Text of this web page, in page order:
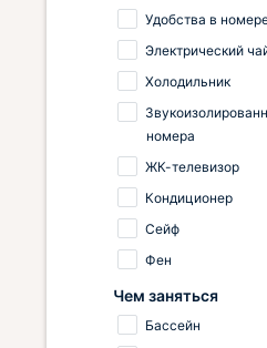
Удобства в
Электрический
Холодильник
номера
ЖК-телевизор
Кондиционер
Сейф
Фен
Чем заняться
Бассейн